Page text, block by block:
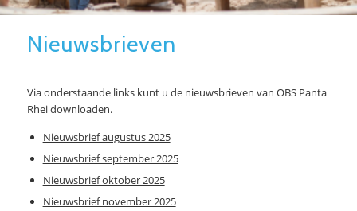
Nieuwsbrieven
Via onderstaande links kunt u de nieuwsbrieven van OBS Panta
Rhei downloaden.
Nieuwsbrief augustus 2025
Nieuwsbrief september 2025
Nieuwsbrief oktober 2025
Nieuwsbrief november 2025